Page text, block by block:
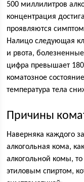
500 миллилитров
концентрация
проявляются
Налицо следующая
и рвота,
цифра превышает
коматозное
температура тела
Причины
Наверняка каждого
алкогольная кома,
алкогольной комы,
этиловым спиртом,